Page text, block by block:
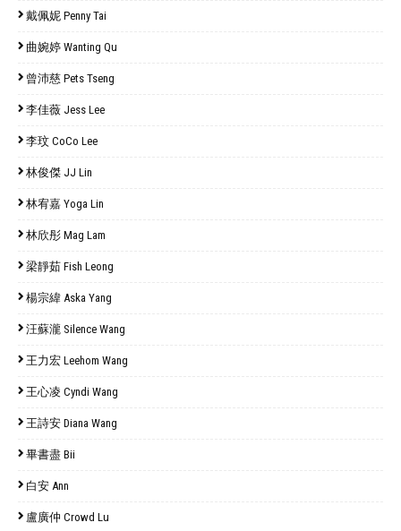
戴佩妮 Penny Tai
曲婉婷 Wanting Qu
曾沛慈 Pets Tseng
李佳薇 Jess Lee
李玟 CoCo Lee
林俊傑 JJ Lin
林宥嘉 Yoga Lin
林欣彤 Mag Lam
梁靜茹 Fish Leong
楊宗緯 Aska Yang
汪蘇瀧 Silence Wang
王力宏 Leehom Wang
王心凌 Cyndi Wang
王詩安 Diana Wang
畢書盡 Bii
白安 Ann
盧廣仲 Crowd Lu